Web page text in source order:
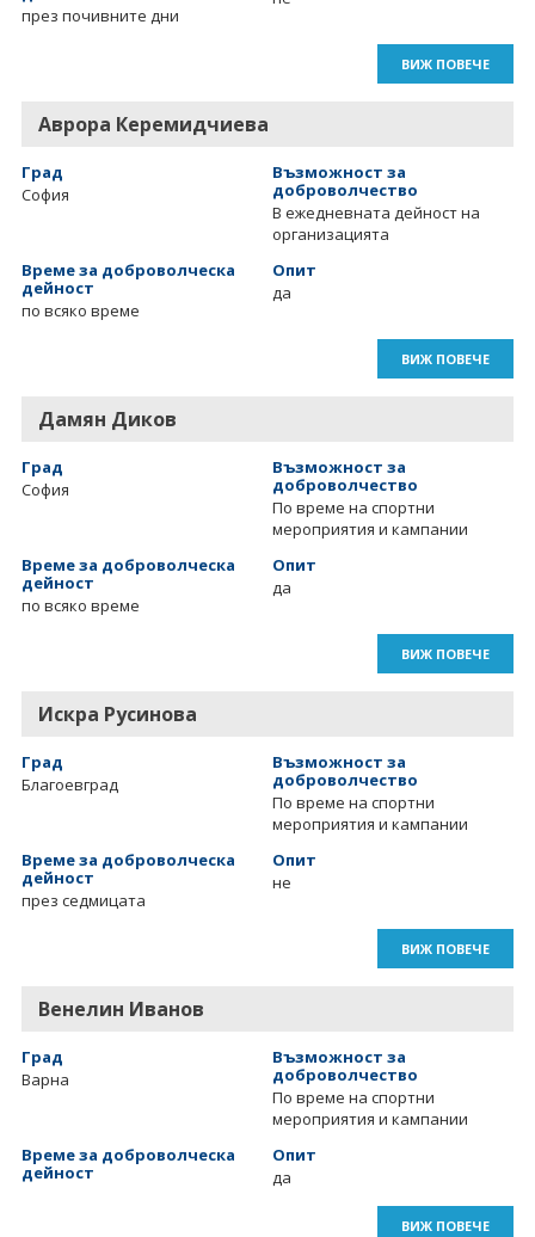
през почивните дни
ВИЖ ПОВЕЧЕ
Аврора Керемидчиева
Град
София
Възможност за
доброволчество
В ежедневната дейност на
организацията
Време за доброволческа
дейност
по всяко време
Опит
да
ВИЖ ПОВЕЧЕ
Дамян Диков
Град
София
Възможност за
доброволчество
По време на спортни
мероприятия и кампании
Време за доброволческа
дейност
по всяко време
Опит
да
ВИЖ ПОВЕЧЕ
Искра Русинова
Град
Благоевград
Възможност за
доброволчество
По време на спортни
мероприятия и кампании
Време за доброволческа
дейност
през седмицата
Опит
не
ВИЖ ПОВЕЧЕ
Венелин Иванов
Град
Варна
Възможност за
доброволчество
По време на спортни
мероприятия и кампании
Време за доброволческа
дейност
Опит
да
ВИЖ ПОВЕЧЕ